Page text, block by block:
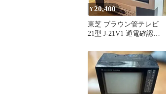
¥20,400
東芝 ブラウン管テレビ
21型 J-21V1 通電確認済